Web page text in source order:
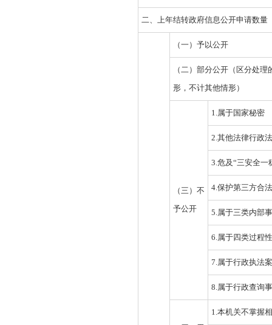
二、上年结转政府信息公开申请数量
（一）予以公开
（二）部分公开（区分处理
形，不计其他情形）
（三）不
予公开
1.属于国家秘密
2.其他法律行政
3.危及“三安全一
4.保护第三方合
5.属于三类内部
6.属于四类过程
7.属于行政执法
8.属于行政查询
1.本机关不掌握